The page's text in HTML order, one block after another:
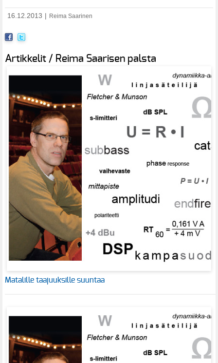
16.12.2013 | Reima Saarinen
Artikkelit / Reima Saarisen palsta
Matalille taajuuksille suuntaa